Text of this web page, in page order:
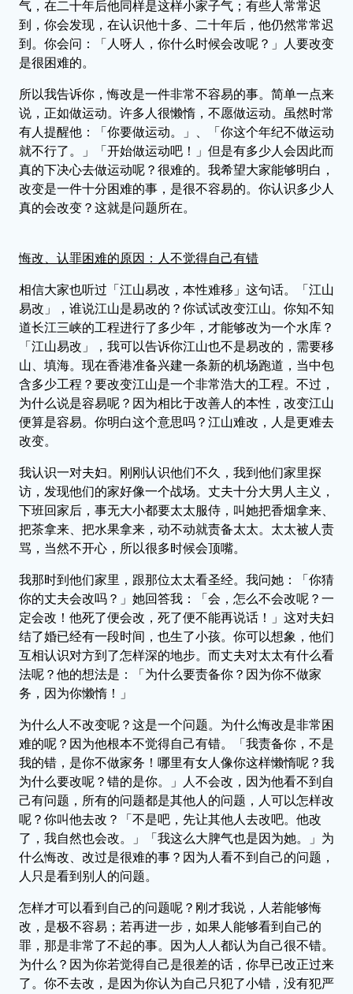
气，在二十年后他同样是这样小家子气；有些人常常迟
到，你会发现，在认识他十多、二十年后，他仍然常常迟
到。你会问：「人呀人，你什么时候会改呢？」人要改变
是很困难的。
所以我告诉你，悔改是一件非常不容易的事。简单一点来
说，正如做运动。许多人很懒惰，不愿做运动。虽然时常
有人提醒他：「你要做运动。」、「你这个年纪不做运动
就不行了。」「开始做运动吧！」但是有多少人会因此而
真的下决心去做运动呢？很难的。我希望大家能够明白，
改变是一件十分困难的事，是很不容易的。你认识多少人
真的会改变？这就是问题所在。
悔改、认罪困难的原因：人不觉得自己有错
相信大家也听过「江山易改，本性难移」这句话。「江山
易改」，谁说江山是易改的？你试试改变江山。你知不知
道长江三峡的工程进行了多少年，才能够改为一个水库？
「江山易改」，我可以告诉你江山也不是易改的，需要移
山、填海。现在香港准备兴建一条新的机场跑道，当中包
含多少工程？要改变江山是一个非常浩大的工程。不过，
为什么说是容易呢？因为相比于改善人的本性，改变江山
便算是容易。你明白这个意思吗？江山难改，人是更难去
改变。
我认识一对夫妇。刚刚认识他们不久，我到他们家里探
访，发现他们的家好像一个战场。丈夫十分大男人主义，
下班回家后，事无大小都要太太服侍，叫她把香烟拿来、
把茶拿来、把水果拿来，动不动就责备太太。太太被人责
骂，当然不开心，所以很多时候会顶嘴。
我那时到他们家里，跟那位太太看圣经。我问她：「你猜
你的丈夫会改吗？」她回答我：「会，怎么不会改呢？一
定会改！他死了便会改，死了便不能再说话！」这对夫妇
结了婚已经有一段时间，也生了小孩。你可以想象，他们
互相认识对方到了怎样深的地步。而丈夫对太太有什么看
法呢？他的想法是：「为什么要责备你？因为你不做家
务，因为你懒惰！」
为什么人不改变呢？这是一个问题。为什么悔改是非常困
难的呢？因为他根本不觉得自己有错。「我责备你，不是
我的错，是你不做家务！哪里有女人像你这样懒惰呢？我
为什么要改呢？错的是你。」人不会改，因为他看不到自
己有问题，所有的问题都是其他人的问题，人可以怎样改
呢？你叫他去改？「不是吧，先让其他人去改吧。他改
了，我自然也会改。」「我这么大脾气也是因为她。」为
什么悔改、改过是很难的事？因为人看不到自己的问题，
人只是看到别人的问题。
怎样才可以看到自己的问题呢？刚才我说，人若能够悔
改，是极不容易；若再进一步，如果人能够看到自己的
罪，那是非常了不起的事。因为人人都认为自己很不错。
为什么？因为你若觉得自己是很差的话，你早已改正过来
了。你不去改，是因为你认为自己只犯了小错，没有犯严